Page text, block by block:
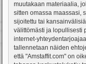
muutakaan materiaalia,
sitten omassa maassasi,
sijoitettu tai
välittömästi ja lopullisesti
internet-
tallennetaan näiden
että "Amstaffit.com" on